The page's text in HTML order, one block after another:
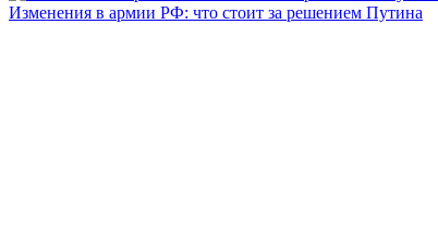
Изменения в армии РФ: что стоит за решением Путина